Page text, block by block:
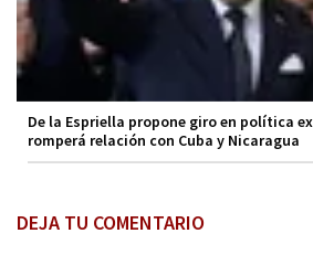
De la Espriella propone giro en política
romperá relación con Cuba y Nicaragua
DEJA TU COMENTARIO